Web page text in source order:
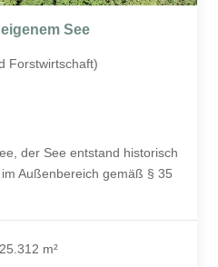
See
Forstwirtschaft)
der See entstand historisch
Außenbereich gemäß § 35
25.312 m²